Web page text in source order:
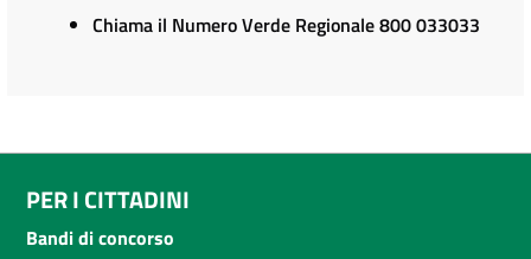
Chiama il Numero Verde Regionale 800 033033
PER I CITTADINI
Bandi di concorso